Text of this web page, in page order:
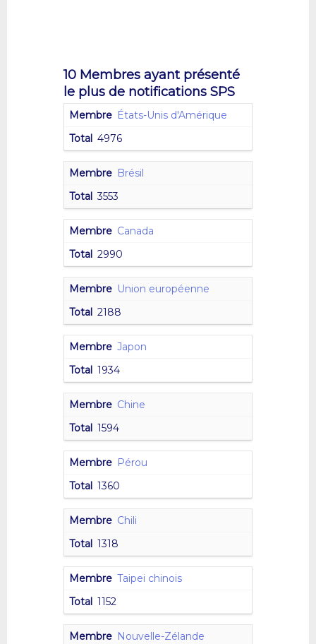
10 Membres ayant présenté
le plus de notifications SPS
États-Unis d'Amérique
4976
Brésil
3553
Canada
2990
Union européenne
2188
Japon
1934
Chine
1594
Pérou
1360
Chili
1318
Taipei chinois
1152
Nouvelle-Zélande